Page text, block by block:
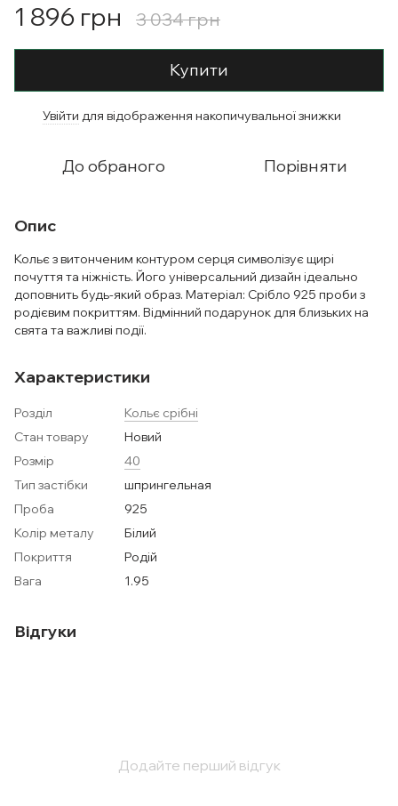
1 896 грн 3 034 грн
Купити
Увійти для відображення накопичувальної знижки
До обраного Порівняти
Опис
Кольє з витонченим контуром серця символізує щирі
почуття та ніжність. Його універсальний дизайн ідеально
доповнить будь-який образ. Матеріал: Срібло 925 проби з
родієвим покриттям. Відмінний подарунок для близьких на
свята та важливі події.
Характеристики
Розділ
Кольє срібні
Стан товару
Новий
Розмір
40
Тип застібки
шпрингельная
Проба
925
Колір металу
Білий
Покриття
Родій
Вага
1.95
Відгуки
Додайте перший відгук